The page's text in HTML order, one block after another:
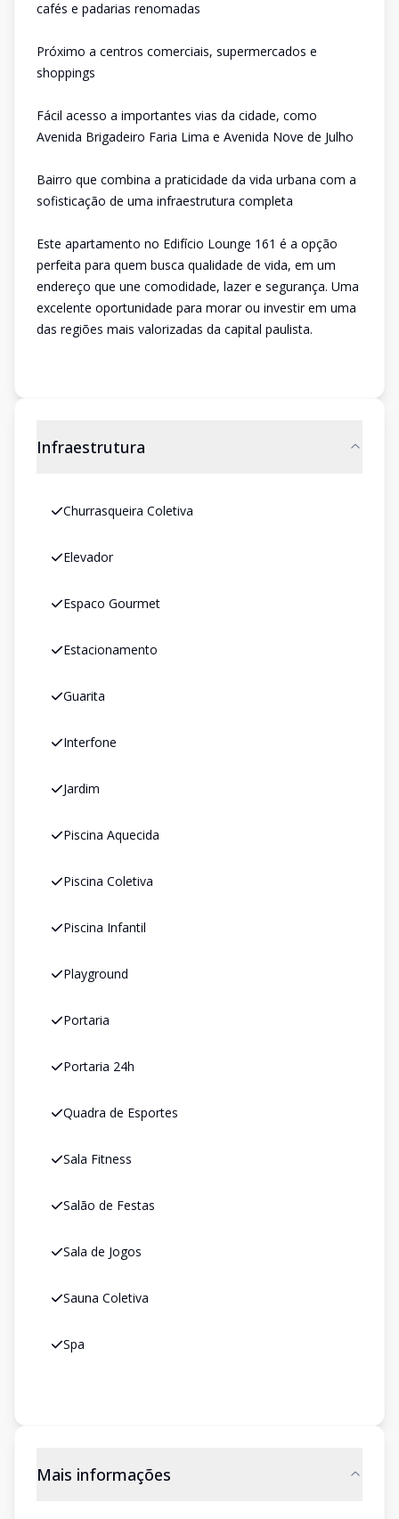
cafés e padarias renomadas
Próximo a centros comerciais, supermercados e
shoppings
Fácil acesso a importantes vias da cidade, como
Avenida Brigadeiro Faria Lima e Avenida Nove de Julho
Bairro que combina a praticidade da vida urbana com a
sofisticação de uma infraestrutura completa
Este apartamento no Edifício Lounge 161 é a opção
perfeita para quem busca qualidade de vida, em um
endereço que une comodidade, lazer e segurança. Uma
excelente oportunidade para morar ou investir em uma
das regiões mais valorizadas da capital paulista.
Infraestrutura
Churrasqueira Coletiva
Elevador
Espaco Gourmet
Estacionamento
Guarita
Interfone
Jardim
Piscina Aquecida
Piscina Coletiva
Piscina Infantil
Playground
Portaria
Portaria 24h
Quadra de Esportes
Sala Fitness
Salão de Festas
Sala de Jogos
Sauna Coletiva
Spa
Mais informações